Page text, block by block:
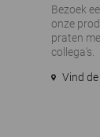
Bezoek
onze
praten
collega's.
Vind